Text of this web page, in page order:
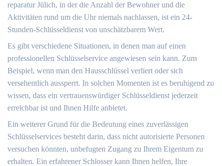
reparatur Jülich, in der die Anzahl der Bewohner und die
Aktivitäten rund um die Uhr niemals nachlassen, ist ein 24-
Stunden-Schlüsseldienst von unschätzbarem Wert.​
Es gibt verschiedene Situationen, in denen man auf einen
professionellen Schlüsselservice angewiesen sein kann.​ Zum
Beispiel, wenn man den Hausschlüssel verliert oder sich
versehentlich aussperrt.​ In solchen Momenten ist es beruhigend zu
wissen, dass ein vertrauenswürdiger Schlüsseldienst jederzeit
erreichbar ist und Ihnen Hilfe anbietet.​
Ein weiterer Grund für die Bedeutung eines zuverlässigen
Schlüsselservices besteht darin, dass nicht autorisierte Personen
versuchen könnten, unbefugten Zugang zu Ihrem Eigentum zu
erhalten.​ Ein erfahrener Schlosser kann Ihnen helfen, Ihre